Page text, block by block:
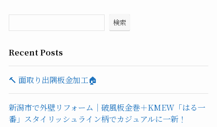
検索
Recent Posts
🔨 面取り出隅板金加工🏠
新潟市で外壁リフォーム｜破風板金巻＋KMEW「はる一
番」スタイリッシュライン柄でカジュアルに一新！